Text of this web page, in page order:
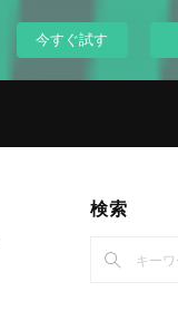
今すぐ試す
検索